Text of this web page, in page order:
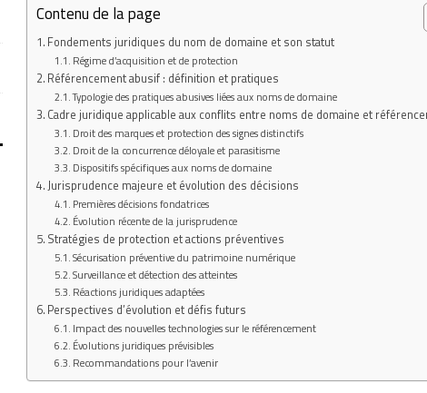
Contenu de la page
Fondements juridiques du nom de domaine et son statut
Régime d’acquisition et de protection
Référencement abusif : définition et pratiques
Typologie des pratiques abusives liées aux noms de domaine
Cadre juridique applicable aux conflits entre noms de domaine et
Droit des marques et protection des signes distinctifs
Droit de la concurrence déloyale et parasitisme
Dispositifs spécifiques aux noms de domaine
Jurisprudence majeure et évolution des décisions
Premières décisions fondatrices
Évolution récente de la jurisprudence
Stratégies de protection et actions préventives
Sécurisation préventive du patrimoine numérique
Surveillance et détection des atteintes
Réactions juridiques adaptées
Perspectives d’évolution et défis futurs
Impact des nouvelles technologies sur le référencement
Évolutions juridiques prévisibles
Recommandations pour l’avenir